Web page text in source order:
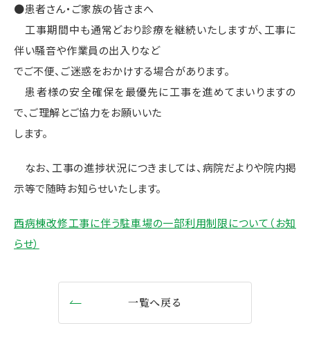
●患者さん・ご家族の皆さまへ
工事期間中も通常どおり診療を継続いたしますが、工事に
伴い騒音や作業員の出入りなど
でご不便、ご迷惑をおかけする場合があります。
患者様の安全確保を最優先に工事を進めてまいりますの
で、ご理解とご協力をお願いいた
します。
なお、工事の進捗状況につきましては、病院だよりや院内掲
示等で随時お知らせいたします。
西病棟改修工事に伴う駐車場の一部利用制限について（お知
らせ）
一覧へ戻る